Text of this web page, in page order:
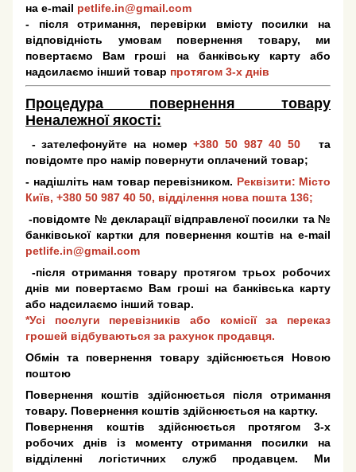
на e-mail petlife.in@gmail.com
- після отримання, перевірки вмісту посилки на
відповідність умовам повернення товару, ми
повертаємо Вам гроші на банківську карту або
надсилаємо інший товар протягом 3-х днів
Процедура повернення товару
Неналежної якості:
- зателефонуйте на номер +380 50 987 40 50
та
повідомте про намір повернути оплачений товар;
- надішліть нам товар перевізником. Реквізити: Місто
Київ, +380 50 987 40 50, відділення нова пошта 136;
-повідомте № декларації відправленої посилки та №
банківської картки для повернення коштів на e-mail
petlife.in@gmail.com
-після отримання товару протягом трьох робочих
днів ми повертаємо Вам гроші на банківська карту
або надсилаємо інший товар.
*Усі послуги перевізників або комісії за переказ
грошей відбуваються за рахунок продавця.
Обмін та повернення товару здійснюється Новою
поштою
Повернення коштів здійснюється після отримання
товару. Повернення коштів здійснюється на картку.
Повернення коштів здійснюється протягом 3-х
робочих днів із моменту отримання посилки на
відділенні логістичних служб продавцем. Ми